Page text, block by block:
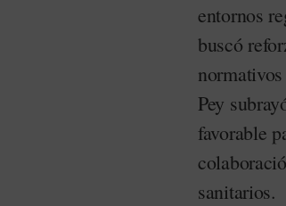
entornos
buscó
Pey
favorable
sanitarios.